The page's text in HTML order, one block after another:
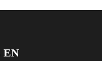
EN